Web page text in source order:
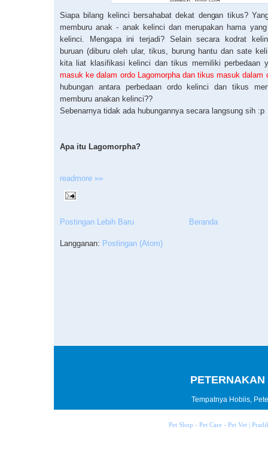
Siapa bilang kelinci bersahabat dekat dengan tikus?
memburu anak - anak kelinci dan merupakan hama
kelinci. Mengapa ini terjadi? Selain secara kodrat
buruan (diburu oleh ular, tikus, burung hantu dan sate
kita liat klasifikasi kelinci dan tikus memiliki perbedaan
masuk ke dalam ordo Lagomorpha dan tikus masuk dalam
hubungan antara perbedaan ordo kelinci dan tikus
memburu anakan kelinci??
Sebenarnya tidak ada hubungannya secara langsung sih :p
Apa itu Lagomorpha?
readmore »»
Postingan Lebih Baru Beranda
Langganan: Postingan (Atom)
Tempatnya Hobiis,
Pet Shop - Pet Care - Pet Vet |